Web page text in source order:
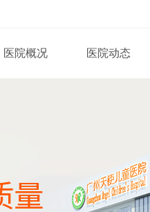
医院概况 医院动态